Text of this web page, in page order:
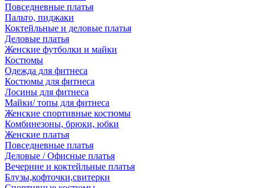
Повседневные платья
Пальто, пиджаки
Коктейльные и деловые платья
Деловые платья
Женские футболки и майки
Костюмы
Одежда для фитнеса
Костюмы для фитнеса
Лосины для фитнеса
Майки/ топы для фитнеса
Женские спортивные костюмы
Комбинезоны, брюки, юбки
Женские платья
Повседневные платья
Деловые / Офисные платья
Вечерние и коктейльные платья
Блузы,кофточки,свитерки